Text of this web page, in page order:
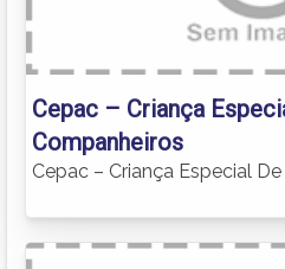
Cepac – Criança
Companheiros
Cepac – Criança Especial